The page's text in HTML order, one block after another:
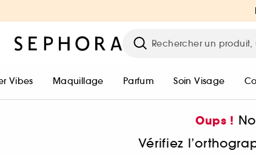
Vibes Maquillage Parfum Soin Visage
Oups !
Vérifiez